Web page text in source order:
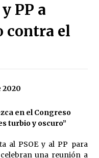
de hachas es tan
más popular)
de 2022
festival Interestelar de
de la seguridad
al
PP a
contra el
2020
en el Congreso
turbio y oscuro”
al PSOE y al PP para
una reunión a